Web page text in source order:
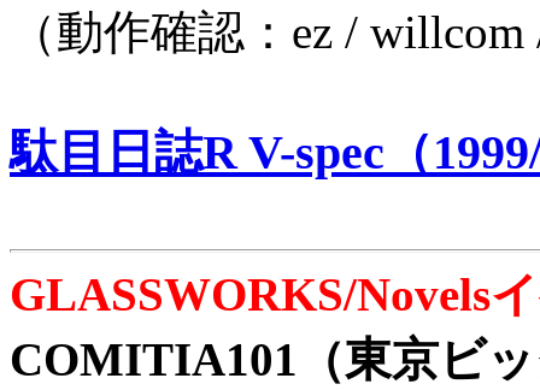
（動作確認：ez /
駄目日誌R V-spec（
GLASSWORKS/Novels
COMITIA101（東京ビ